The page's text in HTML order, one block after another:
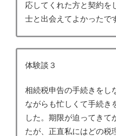
応してくれた方と契約を
士と出会えてよかったで
体験談３
相続税申告の手続きをし
ながらも忙しくて手続き
した。期限が迫ってきて
たが、正直私にはどの税